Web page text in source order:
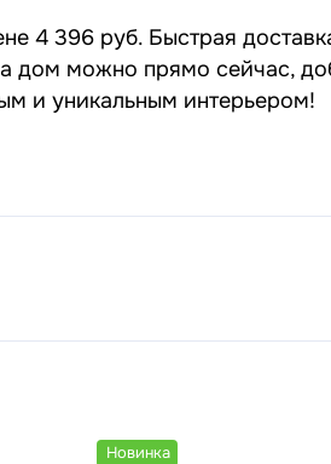
4 396 руб. Быстрая
дом можно прямо сейчас,
и уникальным интерьером!
Новинка